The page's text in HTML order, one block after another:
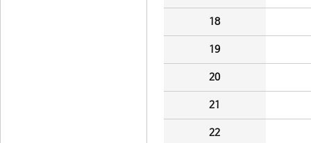
18
19
20
21
22